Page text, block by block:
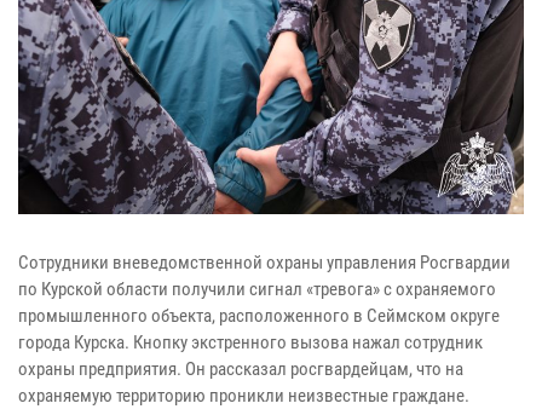
Сотрудники вневедомственной охраны управления Росгвардии
по Курской области получили сигнал «тревога» с охраняемого
промышленного объекта, расположенного в Сеймском округе
города Курска. Кнопку экстренного вызова нажал сотрудник
охраны предприятия. Он рассказал росгвардейцам, что на
охраняемую территорию проникли неизвестные граждане.